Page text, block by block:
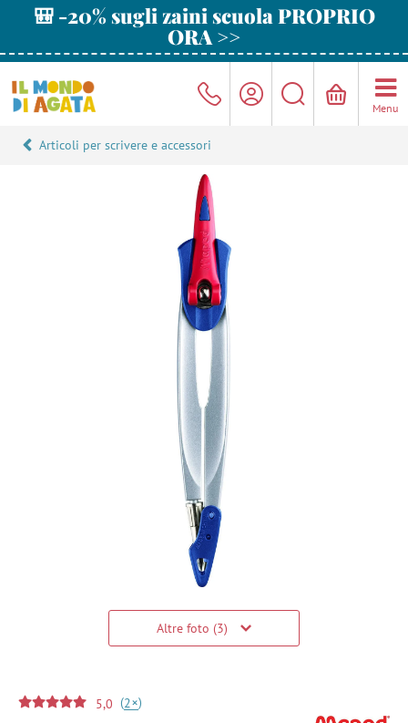
🎒 -20% sugli zaini scuola PROPRIO
ORA >>
Menu
Articoli per scrivere e accessori
Altre foto (3)
5,0 (2+)